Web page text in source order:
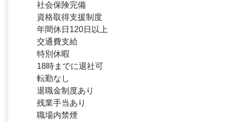
社会保険完備
資格取得支援制度
年間休日120日以上
交通費支給
特別休暇
18時までに退社可
転勤なし
退職金制度あり
残業手当あり
職場内禁煙